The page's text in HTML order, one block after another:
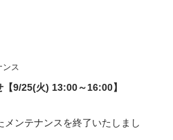
ンス
9/25(火) 13:00～16:00】
ンテナンスを終了いたしまし